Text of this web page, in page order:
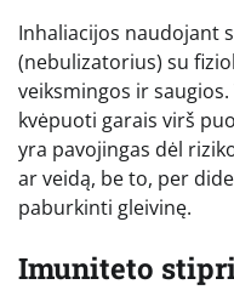
Inhaliacijos naudojant
(nebulizatorius) su
veiksmingos ir
kvėpuoti garais virš
yra pavojingas dėl
ar veidą, be to, per
paburkinti gleivinę.
Imuniteto